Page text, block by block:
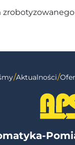
Aktualności